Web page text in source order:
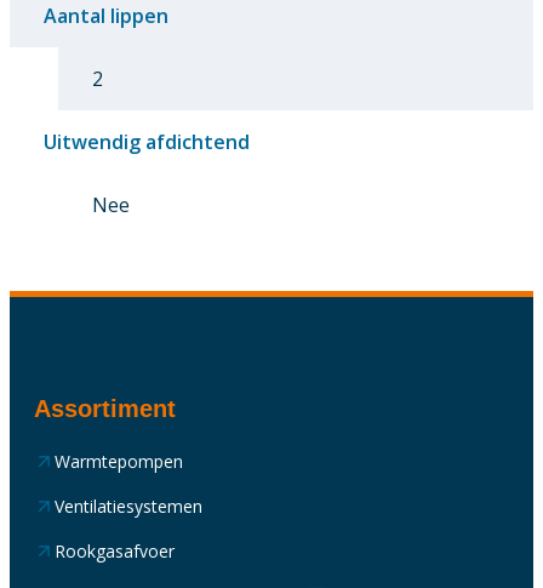
Aantal lippen
2
Uitwendig afdichtend
Nee
Assortiment
Warmtepompen
Ventilatiesystemen
Rookgasafvoer